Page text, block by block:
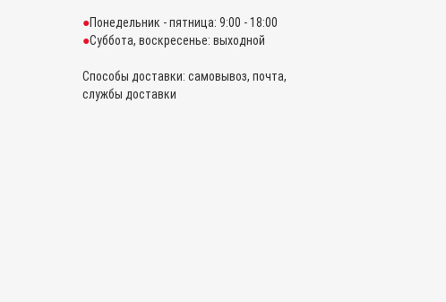
Понедельник - пятница: 9:00 - 18:00
Суббота, воскресенье: выходной
Способы доставки: самовывоз, почта,
службы доставки